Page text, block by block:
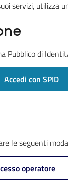
servizi, utilizza
Pubblico di
Accedi con SPID
le seguenti
operatore